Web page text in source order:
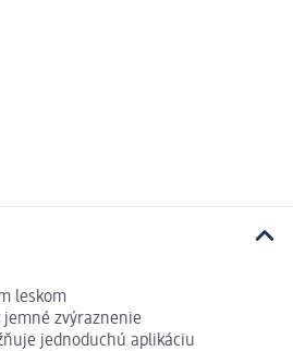
leskom
jemné zvýraznenie
jednoduchú aplikáciu